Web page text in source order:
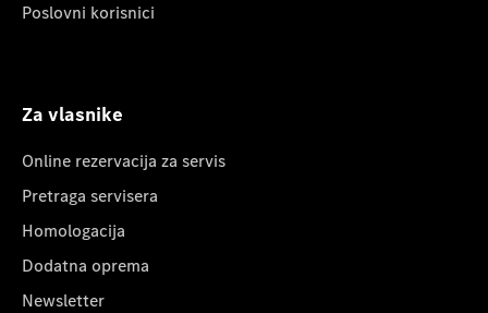
Poslovni korisnici
Za vlasnike
Online rezervacija za servis
Pretraga servisera
Homologacija
Dodatna oprema
Newsletter